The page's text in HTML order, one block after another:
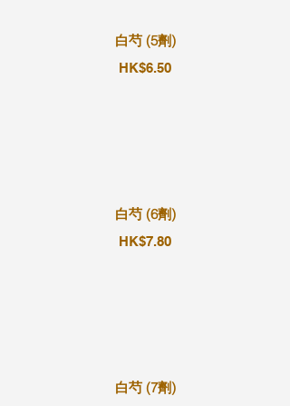
白芍 (5劑)
HK$6.50
白芍 (6劑)
HK$7.80
白芍 (7劑)